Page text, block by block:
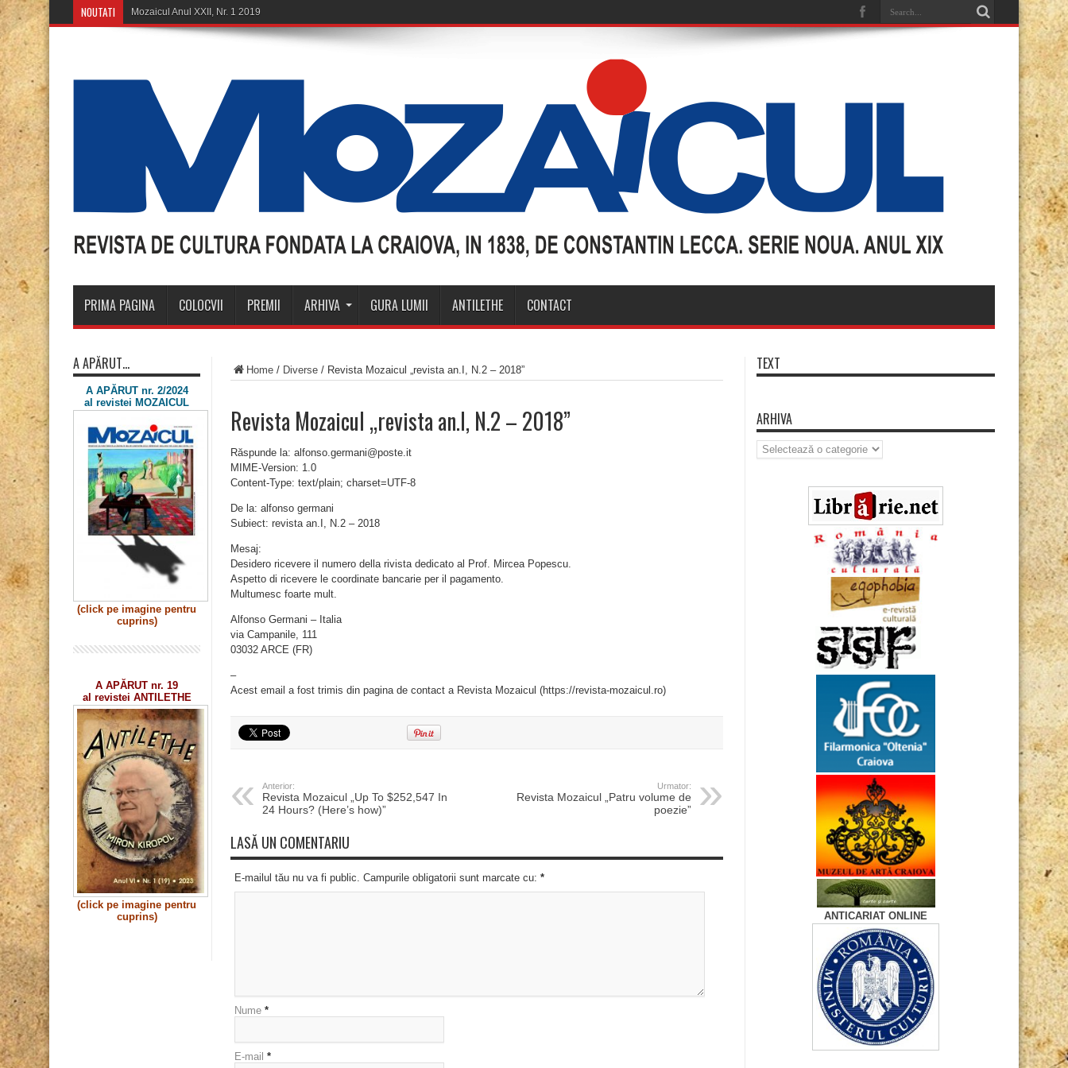
NOUTATI Mozaicul Anul XXII, Nr. 1 2019
PRIMA PAGINA COLOCVII PREMII ARHIVA GURA LUMII ANTILETHE CONTACT
Home / Diverse / Revista Mozaicul „revista an.I, N.2 – 2018”
Revista Mozaicul „revista an.I, N.2 – 2018”
Răspunde la: alfonso.germani@poste.it
MIME-Version: 1.0
Content-Type: text/plain; charset=UTF-8
De la: alfonso germani
Subiect: revista an.I, N.2 – 2018
Mesaj:
Desidero ricevere il numero della rivista dedicato al Prof. Mircea Popescu.
Aspetto di ricevere le coordinate bancarie per il pagamento.
Multumesc foarte mult.
Alfonso Germani – Italia
via Campanile, 111
03032 ARCE (FR)
–
Acest email a fost trimis din pagina de contact a Revista Mozaicul (https://revista-mozaicul.ro)
Anterior:
Revista Mozaicul „Up To $252,547 In
24 Hours? (Here’s how)”
Urmator:
Revista Mozaicul „Patru volume de
poezie”
LASĂ UN COMENTARIU
E-mailul tău nu va fi public. Campurile obligatorii sunt marcate cu: *
Nume *
E-mail *
A APĂRUT…
A APĂRUT nr. 2/2024
al revistei MOZAICUL
(click pe imagine pentru
cuprins)
A APĂRUT nr. 19
al revistei ANTILETHE
(click pe imagine pentru
cuprins)
TEXT
ARHIVA
Arhiva
ANTICARIAT ONLINE